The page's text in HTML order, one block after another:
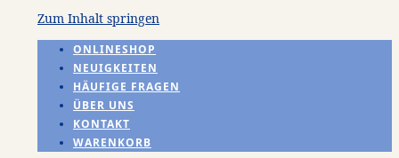
Zum Inhalt springen
ONLINESHOP
NEUIGKEITEN
HÄUFIGE FRAGEN
ÜBER UNS
KONTAKT
WARENKORB